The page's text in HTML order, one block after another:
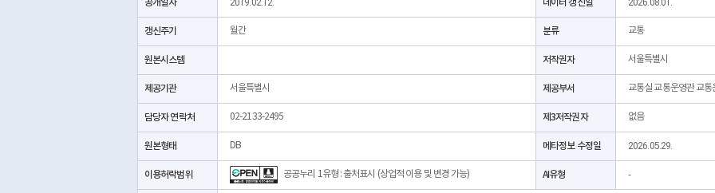
공개일자 2019.02.12. 데이터 갱신일 2026.08.01.
갱신주기 월간 분류 교통
원본시스템 저작권자 서울특별시
제공기관 서울특별시 제공부서 교통실 교통운영관 교통
담당자 연락처 02-2133-2495 제3저작권자 없음
원본형태 DB 메타정보 수정일 2026.05.29.
이용허락범위 공공누리 1유형 : 출처표시 (상업적 이용 및 변경 가능) AI유형 -